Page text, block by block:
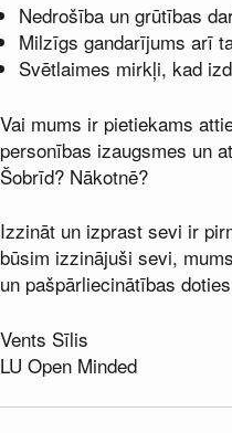
Nedrošība un grūtības
Milzīgs gandarījums arī
Svētlaimes mirkļi, kad
Vai mums ir pietiekams
personības izaugsmes un
Šobrīd? Nākotnē?
Izzināt un izprast sevi ir
būsim izzinājuši sevi,
un pašpārliecinātības
Vents Sīlis
LU Open Minded